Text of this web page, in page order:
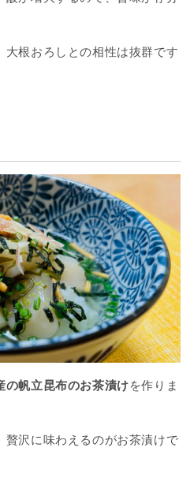
大根おろしとの相性は抜群です
の帆立昆布のお茶漬けを作りま
贅沢に味わえるのがお茶漬けで